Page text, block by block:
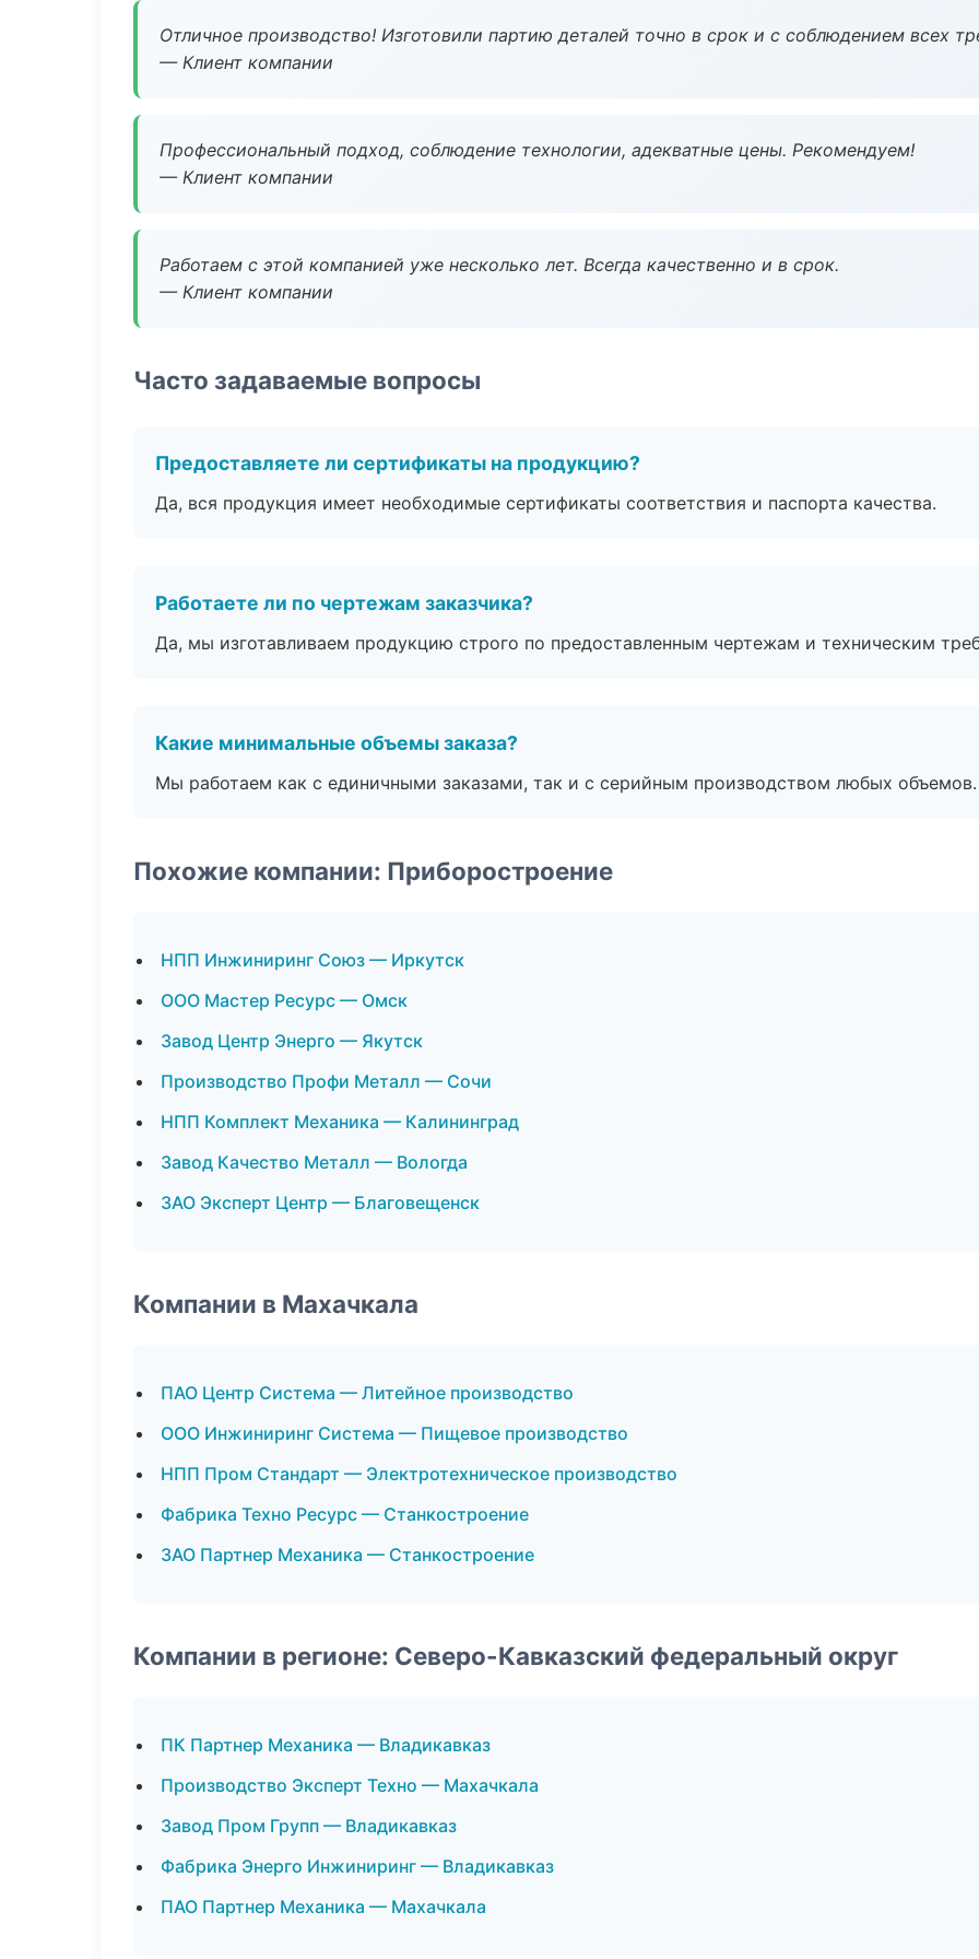
Отличное производство! Изготовили партию деталей точно в срок и с соблюдением всех
— Клиент компании
Профессиональный подход, соблюдение технологии, адекватные цены. Рекомендуем!
— Клиент компании
Работаем с этой компанией уже несколько лет. Всегда качественно и в срок.
— Клиент компании
Часто задаваемые вопросы
Предоставляете ли сертификаты на продукцию?
Да, вся продукция имеет необходимые сертификаты соответствия и паспорта качества.
Работаете ли по чертежам заказчика?
Да, мы изготавливаем продукцию строго по предоставленным чертежам и техническим
Какие минимальные объемы заказа?
Мы работаем как с единичными заказами, так и с серийным производством любых объемов.
Похожие компании: Приборостроение
НПП Инжиниринг Союз — Иркутск
ООО Мастер Ресурс — Омск
Завод Центр Энерго — Якутск
Производство Профи Металл — Сочи
НПП Комплект Механика — Калининград
Завод Качество Металл — Вологда
ЗАО Эксперт Центр — Благовещенск
Компании в Махачкала
ПАО Центр Система — Литейное производство
ООО Инжиниринг Система — Пищевое производство
НПП Пром Стандарт — Электротехническое производство
Фабрика Техно Ресурс — Станкостроение
ЗАО Партнер Механика — Станкостроение
Компании в регионе: Северо-Кавказский федеральный округ
ПК Партнер Механика — Владикавказ
Производство Эксперт Техно — Махачкала
Завод Пром Групп — Владикавказ
Фабрика Энерго Инжиниринг — Владикавказ
ПАО Партнер Механика — Махачкала